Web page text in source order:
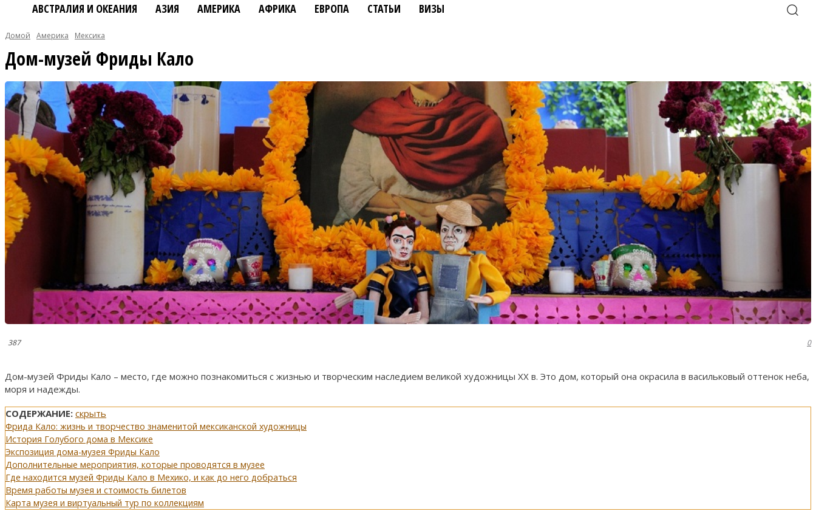
АВСТРАЛИЯ И ОКЕАНИЯ АЗИЯ АМЕРИКА АФРИКА ЕВРОПА СТАТЬИ ВИЗЫ
Домой Америка Мексика
Дом-музей Фриды Кало
387 0
Дом-музей Фриды Кало – место, где можно познакомиться с жизнью и творческим наследием великой художницы XX в. Это дом, который она окрасила в васильковый оттенок неба,
моря и надежды.
СОДЕРЖАНИЕ: скрыть
Фрида Кало: жизнь и творчество знаменитой мексиканской художницы
История Голубого дома в Мексике
Экспозиция дома-музея Фриды Кало
Дополнительные мероприятия, которые проводятся в музее
Где находится музей Фриды Кало в Мехико, и как до него добраться
Время работы музея и стоимость билетов
Карта музея и виртуальный тур по коллекциям